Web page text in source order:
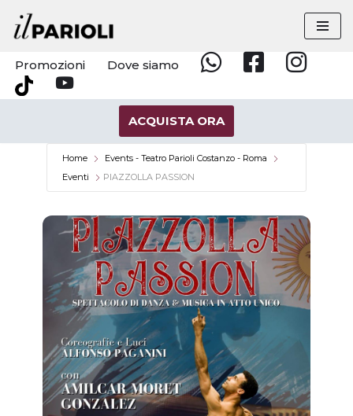
Vai
al
contenuto
Promozioni Dove siamo
WhatsappFacebookInstagram
Tik
YouTube
ACQUISTA ORA
Home
Events - Teatro Parioli Costanzo - Roma
Eventi
PIAZZOLLA PASSION